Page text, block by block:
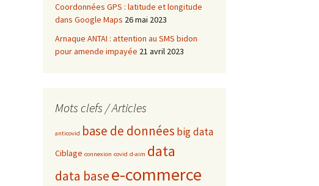
Coordonnées GPS : latitude et longitude
dans Google Maps 26 mai 2023
Arnaque ANTAI : attention au SMS bidon
pour amende impayée 21 avril 2023
Mots clefs / Articles
anticovid base de données big data
Ciblage connexion covid d-aim data
data basee-commerce